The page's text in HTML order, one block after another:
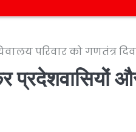
परिवार को गणतंत्र
प्रदेशवासियों